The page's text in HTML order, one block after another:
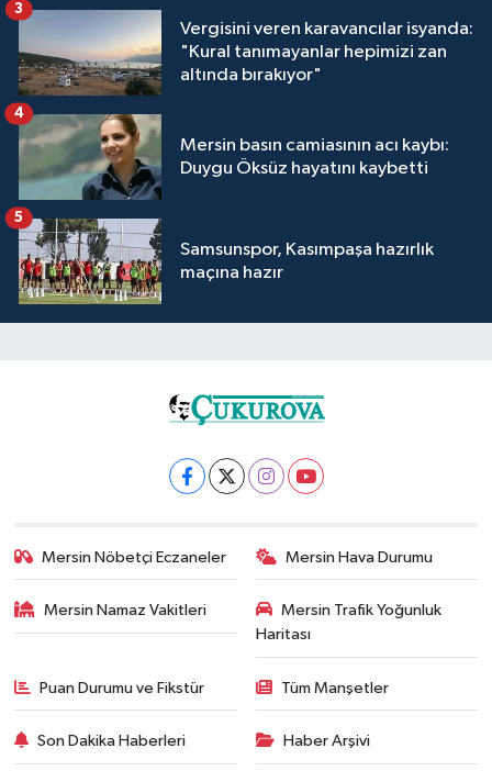
Vergisini veren karavancılar isyanda:
"Kural tanımayanlar hepimizi zan
altında bırakıyor"
3
Mersin basın camiasının acı kaybı:
Duygu Öksüz hayatını kaybetti
4
Samsunspor, Kasımpaşa hazırlık
maçına hazır
5
Mersin Nöbetçi Eczaneler Mersin Hava Durumu
Mersin Namaz Vakitleri
Mersin Trafik Yoğunluk
Haritası
Puan Durumu ve Fikstür Tüm Manşetler
Son Dakika Haberleri Haber Arşivi